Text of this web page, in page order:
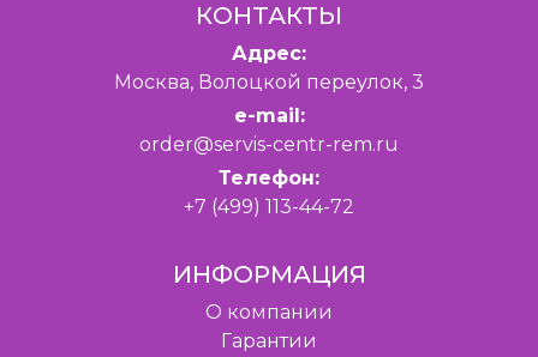
КОНТАКТЫ
Адрес:
Москва, Волоцкой переулок, 3
e-mail:
order@servis-centr-rem.ru
Телефон:
+7 (499) 113-44-72
ИНФОРМАЦИЯ
O компании
Гарантии